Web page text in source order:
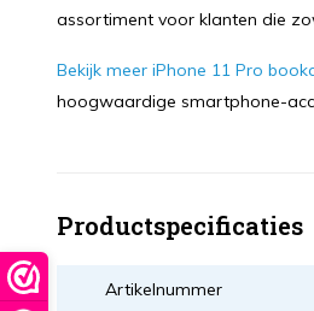
assortiment voor klanten die
Bekijk meer iPhone 11 Pro
hoogwaardige smartphone-
Productspecificaties
Artikelnummer